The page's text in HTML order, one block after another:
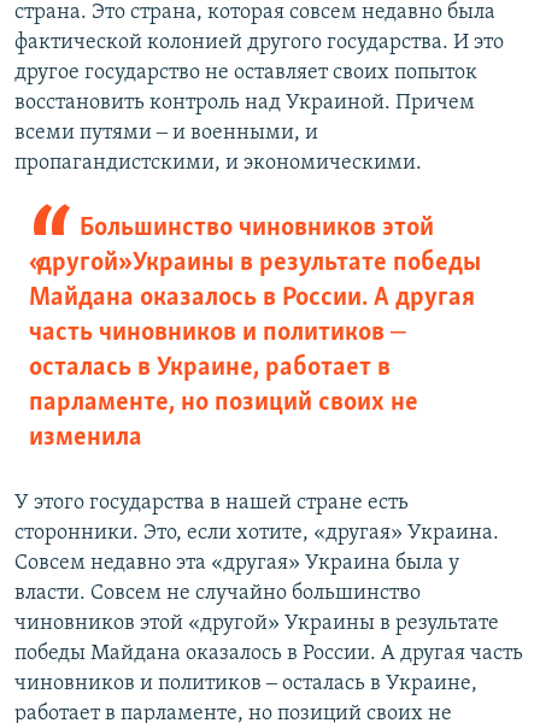
страна. Это страна, которая совсем недавно была
фактической колонией другого государства. И это
другое государство не оставляет своих попыток
восстановить контроль над Украиной. Причем
всеми путями ‒ и военными, и
пропагандистскими, и экономическими.
Большинство чиновников этой
«другой» Украины в результате победы
Майдана оказалось в России. А другая
часть чиновников и политиков ‒
осталась в Украине, работает в
парламенте, но позиций своих не
изменила
У этого государства в нашей стране есть
сторонники. Это, если хотите, «другая» Украина.
Совсем недавно эта «другая» Украина была у
власти. Совсем не случайно большинство
чиновников этой «другой» Украины в результате
победы Майдана оказалось в России. А другая часть
чиновников и политиков ‒ осталась в Украине,
работает в парламенте, но позиций своих не